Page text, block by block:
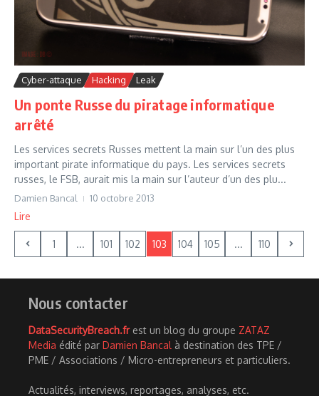
Cyber-attaque Hacking Leak
Un ponte Russe du piratage informatique
arrêté
Les services secrets Russes mettent la main sur l’un des plus
important pirate informatique du pays. Les services secrets
russes, le FSB, aurait mis la main sur l’auteur d’un des plu...
Damien Bancal 10 octobre 2013
Lire
1 ... 101 102 103 104 105 ... 110
Nous contacter
DataSecurityBreach.frest un blog du groupe ZATAZ
Media édité par Damien Bancal à destination des TPE /
PME / Associations / Micro-entrepreneurs et particuliers.
Actualités, interviews, reportages, analyses, etc.